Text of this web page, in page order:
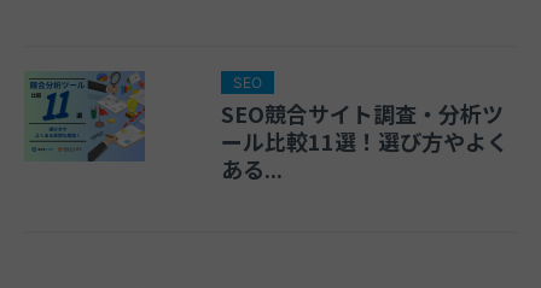
SEO
SEO競合サイト調査・分析ツ
ール比較11選！選び方やよく
ある...